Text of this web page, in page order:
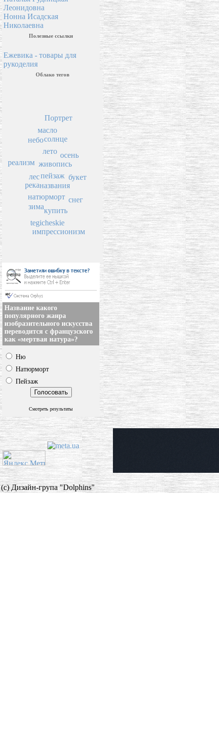
Леонидовна
Нонна Исадская
Николаевна
Полезные ссылки
Ежевика - товары для
рукоделия
Облако тегов
пейзаж
названия
живопись
лето
натюрморт
купить
солнце
лес
зима
осень
букет
масло
река
снег
tegicheskie
реализм
небо
импрессионизм
Портрет
Название какого
популярного жанра
изобразительного искусства
переводится с французского
как «мертвая натура»?
Ню
Натюрморт
Пейзаж
Смотреть результаты
(c) Дизайн-група "Dolphins"